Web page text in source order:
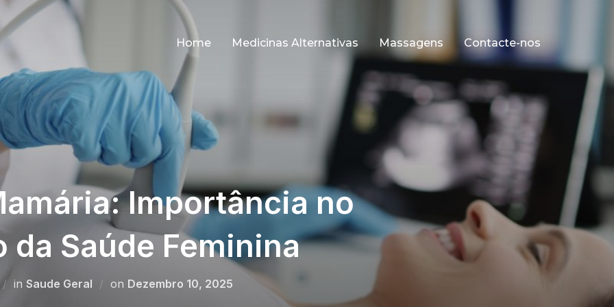
Home Medicinas Alternativas Massagens Contacte-nos
Importância no
Saúde Feminina
in Saude Geral on Posted
Dezembro 10, 2025